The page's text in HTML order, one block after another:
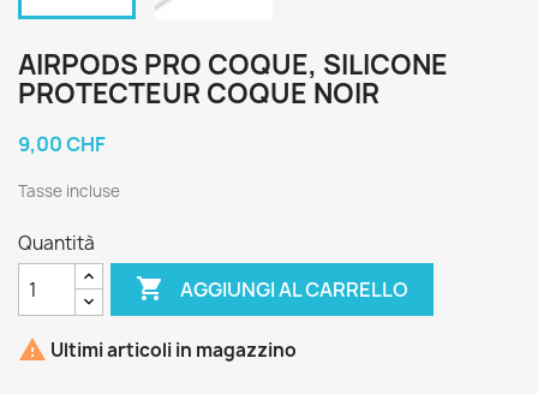
AIRPODS PRO COQUE, SILICONE
PROTECTEUR COQUE NOIR
9,00 CHF
Tasse incluse
Quantità
 AGGIUNGI AL CARRELLO
 Ultimi articoli in magazzino